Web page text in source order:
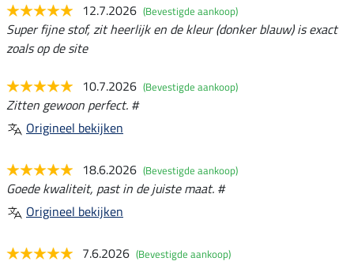
12.7.2026 (Bevestigde aankoop)
Super fijne stof, zit heerlijk en de kleur (donker blauw) is exact
zoals op de site
10.7.2026 (Bevestigde aankoop)
Zitten gewoon perfect. #
Origineel bekijken
18.6.2026 (Bevestigde aankoop)
Goede kwaliteit, past in de juiste maat. #
Origineel bekijken
7.6.2026 (Bevestigde aankoop)